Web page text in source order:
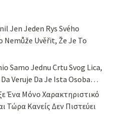
Jen Jeden Rys Svého
Nemůže Uvěřit, Že Je To
Samo Jednu Crtu Svog Lica,
Veruje Da Je Ista Osoba…
Ένα Μόνο Χαρακτηριστικό
Τώρα Κανείς Δεν Πιστεύει